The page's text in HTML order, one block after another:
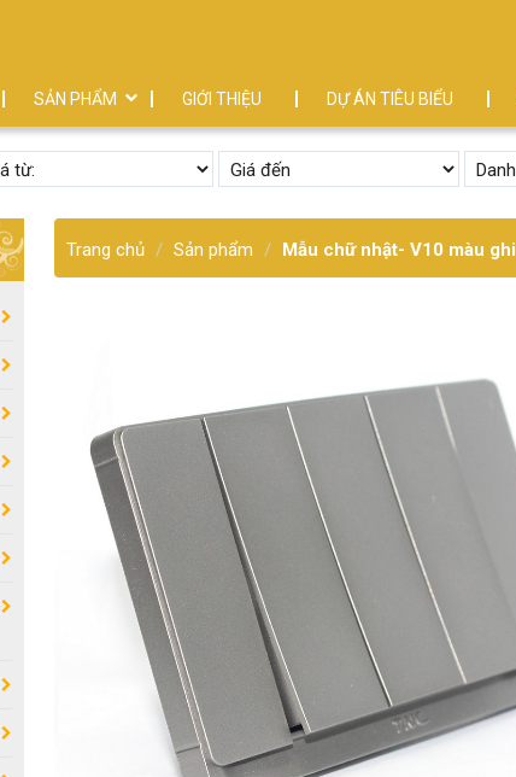
SẢN PHẨM GIỚI THIỆU DỰ ÁN TIÊU BIỂU
Trang chủ Sản phẩm Mẫu chữ nhật- V10 màu ghi